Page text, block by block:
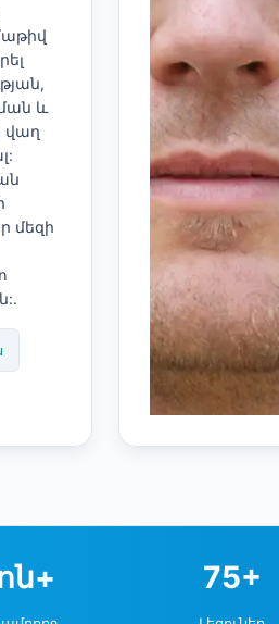
և
վաղ
մեզի
75+